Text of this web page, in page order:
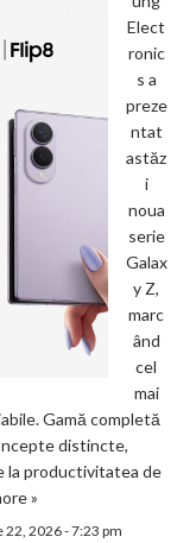
Elect
ronic
s a
preze
ntat
astăz
i
noua
serie
Galax
y Z,
marc
ând
cel
mai
Gamă completă
distincte,
la productivitatea de
»
22, 2026 - 7:23 pm